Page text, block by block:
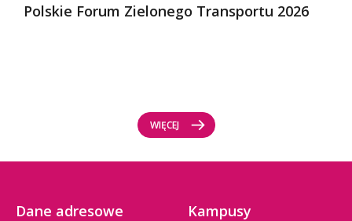
Polskie Forum Zielonego Transportu 2026
WIĘCEJ
Dane adresowe Kampusy